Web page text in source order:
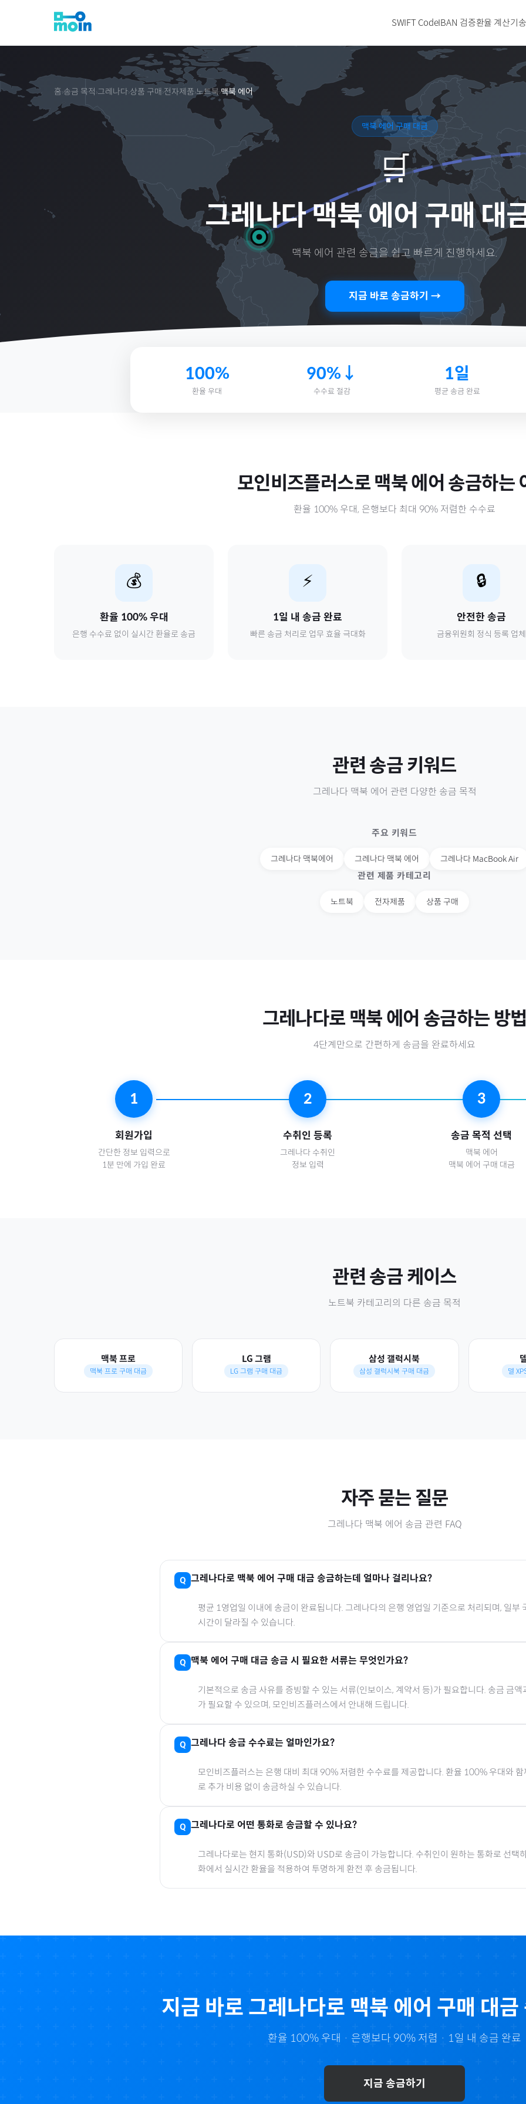
SWIFT CodeIBAN 검증환율 계산기
홈›송금 목적 ›그레나다›상품 구매 ›전자제품›노트북›맥북 에어
맥북 에어 구매 대금
🛒
그레나다맥북 에어 구매 대
맥북 에어 관련 송금을 쉽고 빠르게 진행하세요.
지금 바로 송금하기 →
100%
환율 우대
90%↓
수수료 절감
1일
평균 송금 완료
모인비즈플러스로 맥북 에어 송금하는
환율 100% 우대, 은행보다 최대 90% 저렴한 수수료
💰
환율 100% 우대
은행 수수료 없이 실시간 환율로 송금
⚡
1일 내 송금 완료
빠른 송금 처리로 업무 효율 극대화
🔒
안전한 송금
금융위원회 정식 등록 업체
관련 송금 키워드
그레나다 맥북 에어 관련 다양한 송금 목적
주요 키워드
그레나다 맥북에어 그레나다 맥북 에어 그레나다 MacBook Air
관련 제품 카테고리
노트북 전자제품 상품 구매
그레나다로 맥북 에어 송금하는 방
4단계만으로 간편하게 송금을 완료하세요
1
회원가입
간단한 정보 입력으로
1분 만에 가입 완료
2
수취인 등록
그레나다 수취인
정보 입력
3
송금 목적 선택
맥북 에어
맥북 에어 구매 대금
관련 송금 케이스
노트북 카테고리의 다른 송금 목적
맥북 프로
맥북 프로 구매 대금
LG 그램
LG 그램 구매 대금
삼성 갤럭시북
삼성 갤럭시북 구매 대금 델
자주 묻는 질문
그레나다 맥북 에어 송금 관련 FAQ
그레나다로 맥북 에어 구매 대금 송금하는데 얼마나 걸리나요?
평균 1영업일 이내에 송금이 완료됩니다. 그레나다의 은행 영업일 기준으로 처리되며, 일부
시간이 달라질 수 있습니다.
맥북 에어 구매 대금 송금 시 필요한 서류는 무엇인가요?
기본적으로 송금 사유를 증빙할 수 있는 서류(인보이스, 계약서 등)가 필요합니다. 송금 금
가 필요할 수 있으며, 모인비즈플러스에서 안내해 드립니다.
그레나다송금 수수료는 얼마인가요?
모인비즈플러스는 은행 대비 최대 90% 저렴한 수수료를 제공합니다. 환율 100% 우대와
로 추가 비용 없이 송금하실 수 있습니다.
그레나다로 어떤 통화로 송금할 수 있나요?
그레나다로는 현지 통화(USD)와 USD로 송금이 가능합니다. 수취인이 원하는 통화로 선택
화에서 실시간 환율을 적용하여 투명하게 환전 후 송금됩니다.
지금 바로 그레나다로 맥북 에어 구매 대
환율 100% 우대 · 은행보다 90% 저렴 · 1일 내 송금 완료
지금 송금하기